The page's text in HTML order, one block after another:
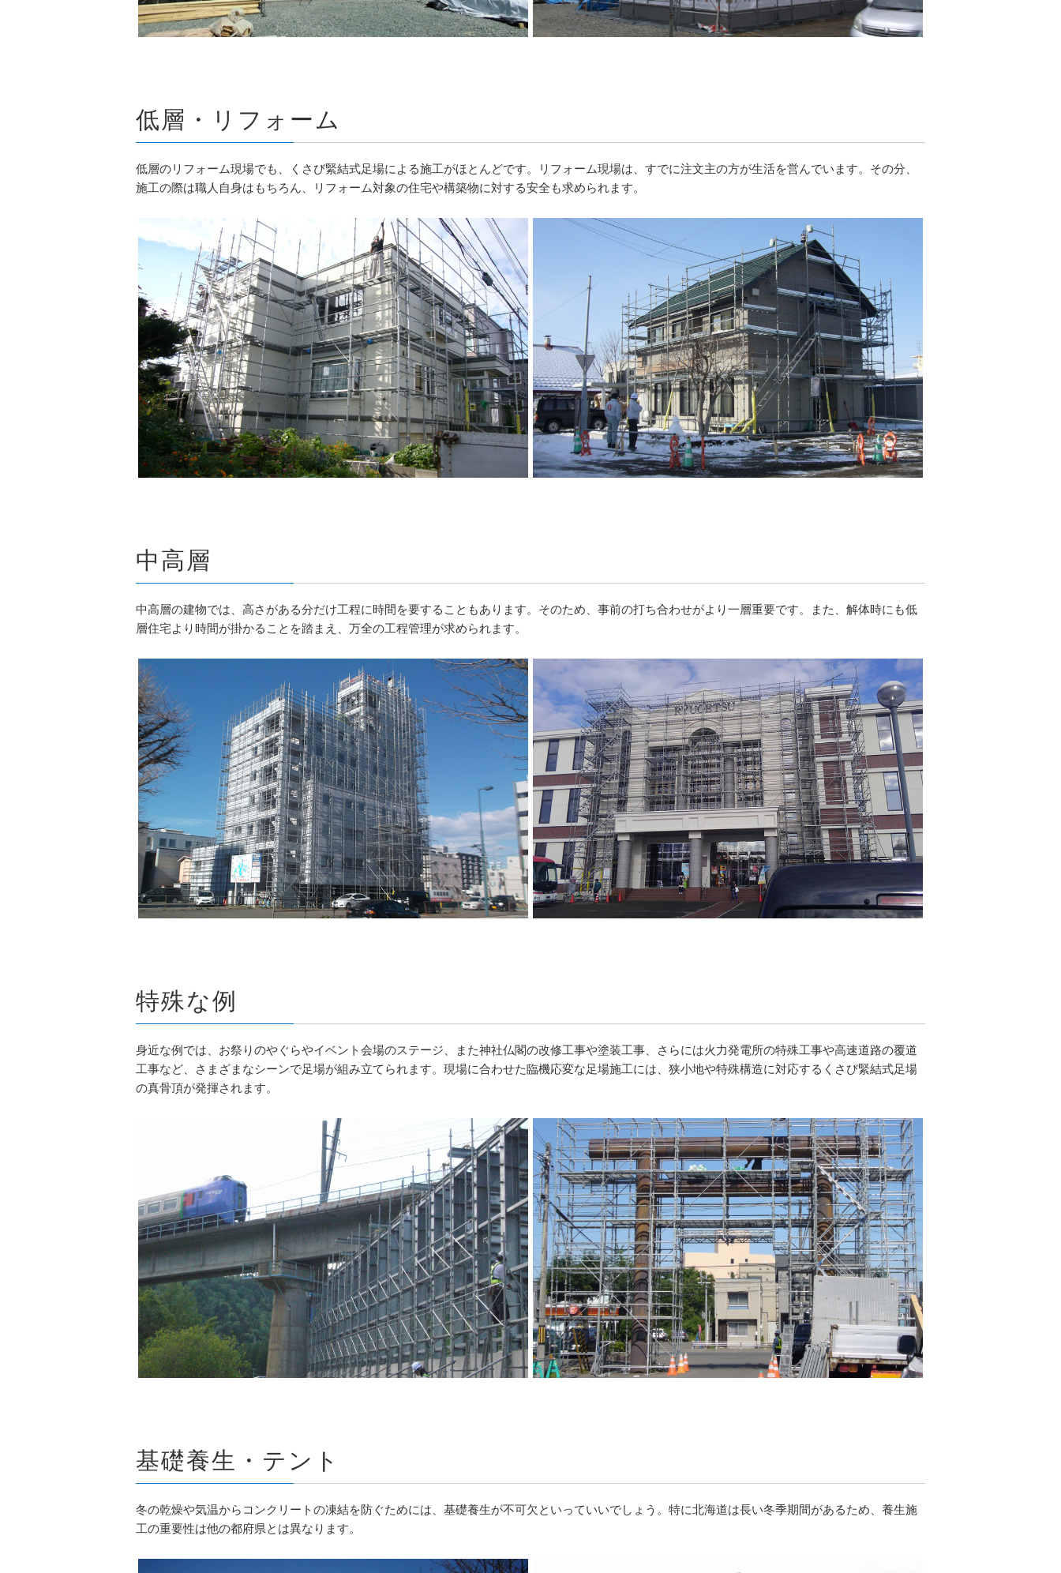
低層・リフォーム
低層のリフォーム現場でも、くさび緊結式足場による施工がほとんどです。リフォーム現場は、すでに注文主の方が生活を営んでいます。その分、
施工の際は職人自身はもちろん、リフォーム対象の住宅や構築物に対する安全も求められます。
中高層
中高層の建物では、高さがある分だけ工程に時間を要することもあります。そのため、事前の打ち合わせがより一層重要です。また、解体時にも低
層住宅より時間が掛かることを踏まえ、万全の工程管理が求められます。
特殊な例
身近な例では、お祭りのやぐらやイベント会場のステージ、また神社仏閣の改修工事や塗装工事、さらには火力発電所の特殊工事や高速道路の覆道
工事など、さまざまなシーンで足場が組み立てられます。現場に合わせた臨機応変な足場施工には、狭小地や特殊構造に対応するくさび緊結式足場
の真骨頂が発揮されます。
基礎養生・テント
冬の乾燥や気温からコンクリートの凍結を防ぐためには、基礎養生が不可欠といっていいでしょう。特に北海道は長い冬季期間があるため、養生施
工の重要性は他の都府県とは異なります。